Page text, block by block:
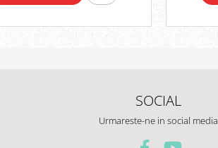
SOCIAL
Urmareste-ne in social media